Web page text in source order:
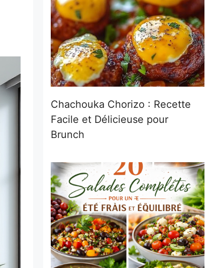
Chachouka Chorizo : Recette
Facile et Délicieuse pour
Brunch